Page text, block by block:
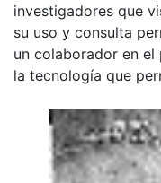
investigadores que
su uso y consulta
un colaborador en
la tecnología que